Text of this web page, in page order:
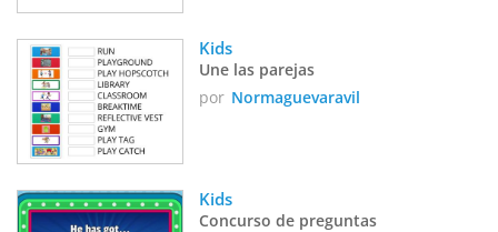
Kids
Une las parejas
por Normaguevaravil
Kids
Concurso de preguntas